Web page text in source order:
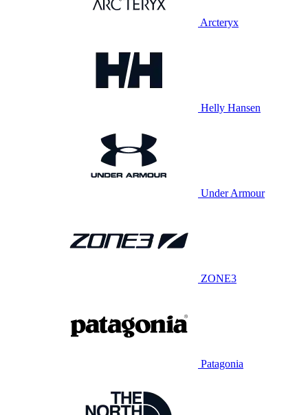
Arcteryx
Helly Hansen
Under Armour
ZONE3
Patagonia